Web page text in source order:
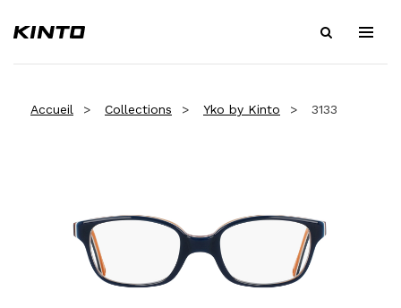
Accueil Collections Yko by Kinto 3133